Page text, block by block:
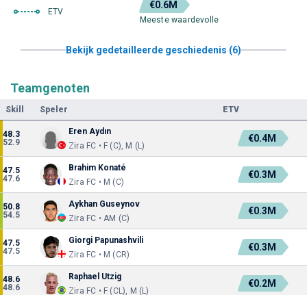
ETV
€0.6M
Meeste waardevolle
Bekijk gedetailleerde geschiedenis (6)
Teamgenoten
Skill Speler ETV
48.3
52.9
Eren Aydın
Zira FC • F (C), M (L)
€0.4M
47.5
47.6
Brahim Konaté
Zira FC • M (C)
€0.3M
50.8
54.5
Aykhan Guseynov
Zira FC • AM (C)
€0.3M
47.5
47.5
Giorgi Papunashvili
Zira FC • M (CR)
€0.3M
48.6
48.6
Raphael Utzig
Zira FC • F (CL), M (L)
€0.2M